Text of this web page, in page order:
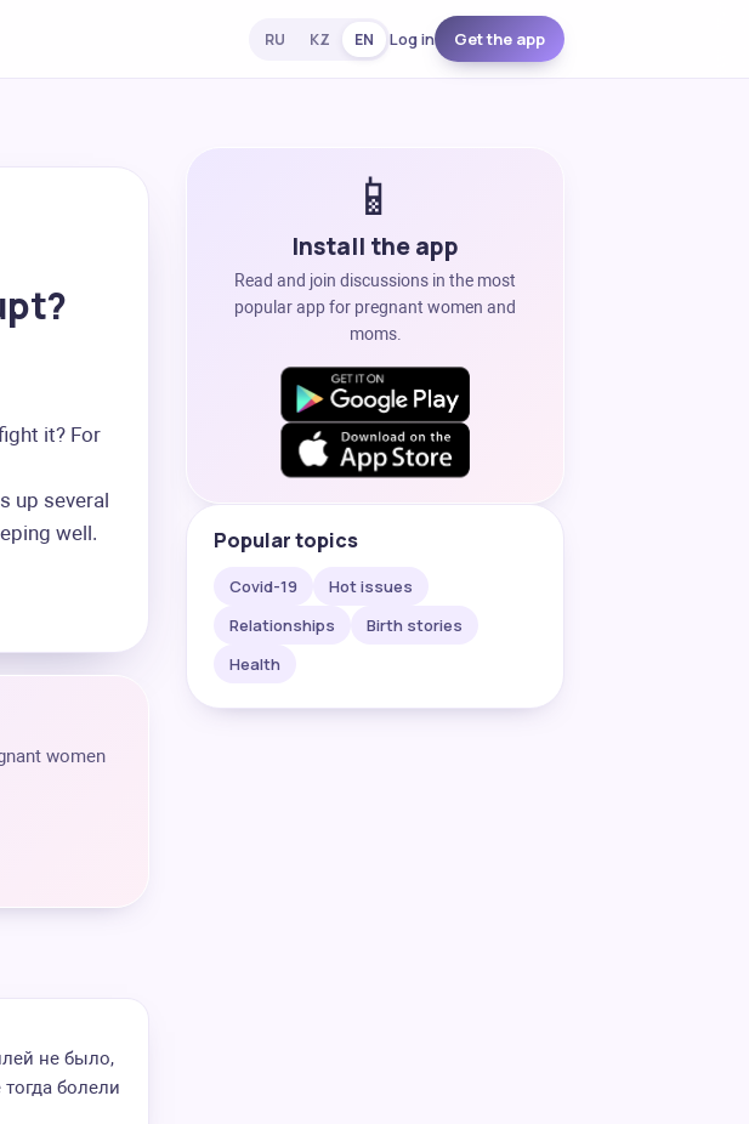
RU KZ EN Log in Get the app
it? For
up several
well.
women
не было,
болели
📱
Install the app
Read and join discussions in the most
popular app for pregnant women and
moms.
Popular topics
Covid-19
Hot issues
Relationships
Birth stories
Health